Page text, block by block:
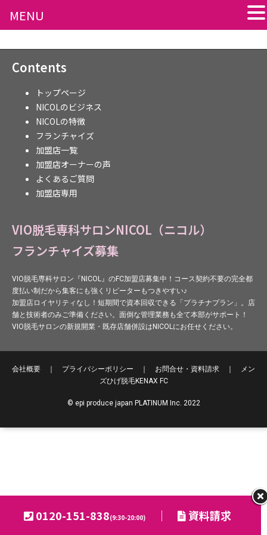
Contents
トップページ
NICOLのビジネス
NICOLの特徴
フランチャイズ
加盟店一覧
加盟店オーナーの声
よくあるご質問
加盟店専用
VIO脱毛専科サロンNICOL（ニコル）
フランチャイズ募集
VIO脱毛専科サロン『NICOL』のFC加盟店募集中！コース契約不要の完全都
度払い制だから集客にも強くリピーターもつきやすい♪
加盟店ロイヤリティなし！短期間で資本回収できる「プラチナプラン」。店
舗と技術者のみご準備ください。面倒な管理業務も全て本部がサポート！
VIO脱毛サロンの新規開業・既存店舗併設はNICOLにお任せください。
会社概要 プライバシーポリシー お問合せ・資料請求
メン
ズひげ脱毛KENAX FC
© epi produce japan PLATINUM Inc. 2022
0120-151-838(9:30-20:00) ｜ 資料請求
MENU